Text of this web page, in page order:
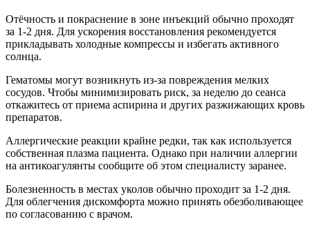
Отёчность и покраснение в зоне инъекций обычно проходят
за 1-2 дня. Для ускорения восстановления рекомендуется
прикладывать холодные компрессы и избегать активного
солнца.
Гематомы могут возникнуть из-за повреждения мелких
сосудов. Чтобы минимизировать риск, за неделю до сеанса
откажитесь от приема аспирина и других разжижающих кровь
препаратов.
Аллергические реакции крайне редки, так как используется
собственная плазма пациента. Однако при наличии аллергии
на антикоагулянты сообщите об этом специалисту заранее.
Болезненность в местах уколов обычно проходит за 1-2 дня.
Для облегчения дискомфорта можно принять обезболивающее
по согласованию с врачом.